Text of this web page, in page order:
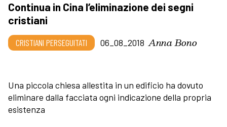
Continua in Cina l’eliminazione dei segni
cristiani
CRISTIANI PERSEGUITATI 06_08_2018 Anna Bono
Una piccola chiesa allestita in un edificio ha dovuto
eliminare dalla facciata ogni indicazione della propria
esistenza